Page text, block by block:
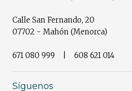
Calle San Fernando, 20
07702 - Mahón (Menorca)
671 080 999 | 608 621 014
Síguenos